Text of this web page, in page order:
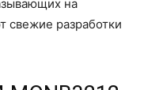
на
свежие разработки